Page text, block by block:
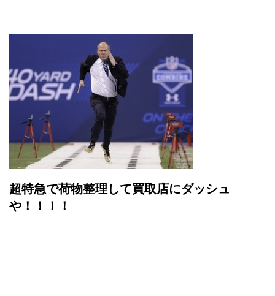
超特急で荷物整理して買取店にダッシュ
や！！！！